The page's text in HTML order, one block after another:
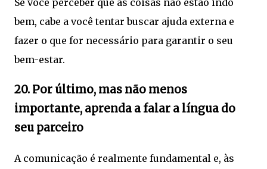
Se você perceber que as coisas não estão indo
bem, cabe a você tentar buscar ajuda externa e
fazer o que for necessário para garantir o seu
bem-estar.
20. Por último, mas não menos
importante, aprenda a falar a língua do
seu parceiro
A comunicação é realmente fundamental e, às